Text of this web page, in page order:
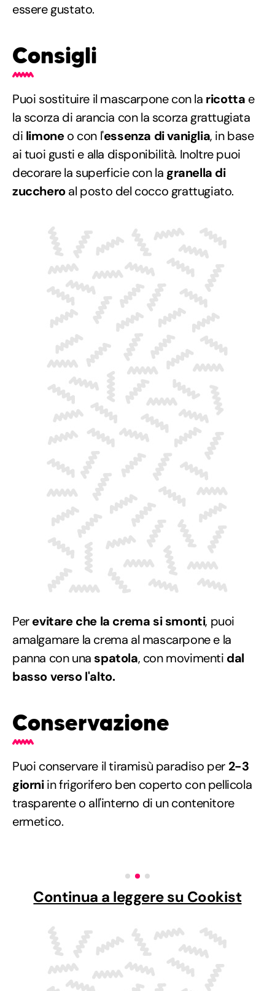
essere gustato.
Consigli
Puoi sostituire il mascarpone con la ricotta e
la scorza di arancia con la scorza grattugiata
di limoneo con l'essenza di vaniglia, in base
ai tuoi gusti e alla disponibilità. Inoltre puoi
decorare la superficie con la granella di
zuccheroal posto del cocco grattugiato.
Perevitare che la crema si smonti, puoi
amalgamare la crema al mascarpone e la
panna con una spatola, con movimenti dal
basso verso l'alto.
Conservazione
Puoi conservare il tiramisù paradiso per 2-3
giorniin frigorifero ben coperto con pellicola
trasparente o all'interno di un contenitore
ermetico.
Continua a leggere su Cookist